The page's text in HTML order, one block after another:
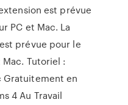
est prévue
PC et Mac. La
prévue pour le
Mac. Tutoriel :
Gratuitement en
4 Au Travail